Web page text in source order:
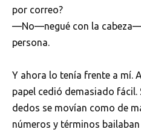
por correo?
—No—negué con la
persona.
Y ahora lo tenía frente a mí.
papel cedió demasiado
dedos se movían como de
números y términos